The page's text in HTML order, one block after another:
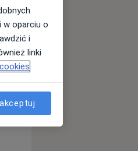
w oparciu o
i
linki